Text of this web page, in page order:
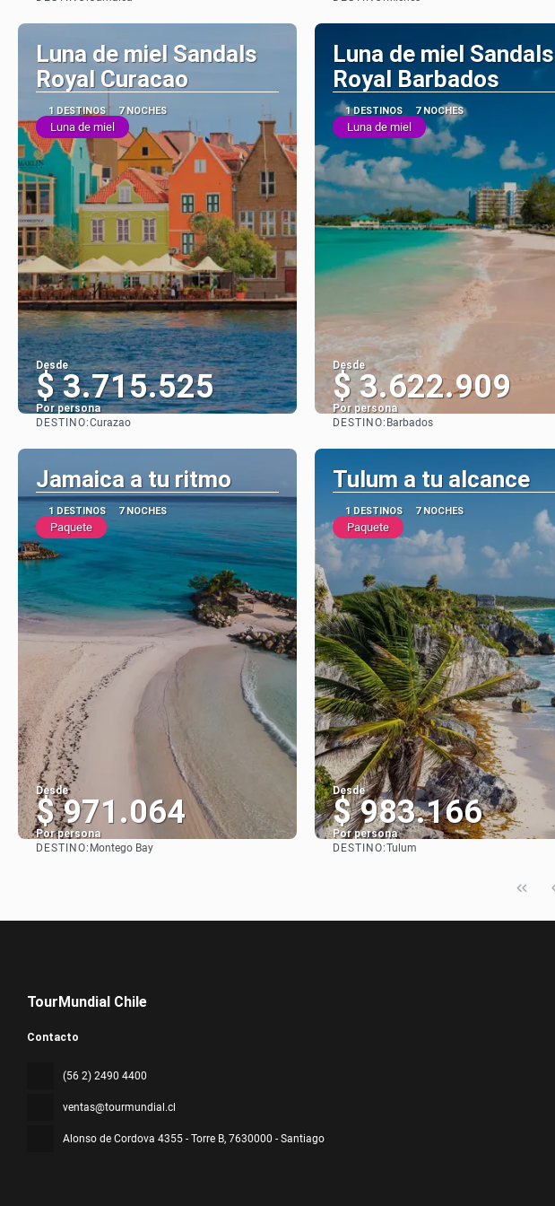
Luna de miel Sandals
Royal Curacao
1 DESTINOS 7 NOCHES
Luna de miel
Desde
$ 3.715.525
Por persona
DESTINO:Curazao
Luna de miel Sandals
Royal Barbados
1 DESTINOS 7 NOCHES
Luna de miel
Desde
$ 3.622.909
Por persona
DESTINO: Barbados
Jamaica a tu ritmo
1 DESTINOS 7 NOCHES
Paquete
Desde
$ 971.064
Por persona
Ver
DESTINO: Montego Bay
Tulum a tu alcance
1 DESTINOS 7 NOCHES
Paquete
Desde
$ 983.166
Por persona
DESTINO:Tulum
TourMundial Chile
Contacto
(56 2) 2490 4400
ventas@tourmundial.cl
Alonso de Cordova 4355 - Torre B, 7630000 - Santiago